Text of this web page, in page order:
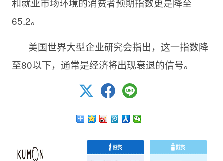
和就业市场环境的消费者预期指数更是降至
65.2。
美国世界大型企业研究会指出，这一指数降
至80以下，通常是经济将出现衰退的信号。